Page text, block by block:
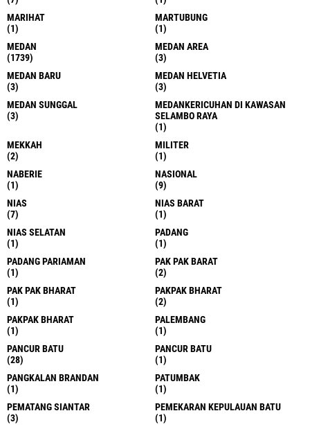
MARIHAT
(1)
MARTUBUNG
(1)
MEDAN
(1739)
MEDAN AREA
(3)
MEDAN BARU
(3)
MEDAN HELVETIA
(3)
MEDAN SUNGGAL
(3)
MEDANKERICUHAN DI KAWASAN
SELAMBO RAYA
(1)
MEKKAH
(2)
MILITER
(1)
NABERIE
(1)
NASIONAL
(9)
NIAS
(7)
NIAS BARAT
(1)
NIAS SELATAN
(1)
PADANG
(1)
PADANG PARIAMAN
(1)
PAK PAK BARAT
(2)
PAK PAK BHARAT
(1)
PAKPAK BHARAT
(2)
PAKPAK BHARAT
(1)
PALEMBANG
(1)
PANCUR BATU
(28)
PANCUR BATU
(1)
PANGKALAN BRANDAN
(1)
PATUMBAK
(1)
PEMATANG SIANTAR
(3)
PEMEKARAN KEPULAUAN BATU
(1)